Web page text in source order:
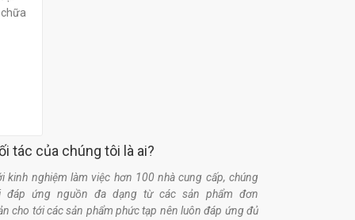
tác của chúng tôi là ai?
kinh nghiệm làm việc hơn 100 nhà cung cấp, chúng
đáp ứng nguồn đa dạng từ các sản phẩm đơn
cho tới các sản phẩm phức tạp nên luôn đáp ứng đủ